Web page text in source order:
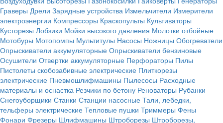
Граверы Дрели Зарядные устройства Измельчители Измерители
электроэнергии Компрессоры Краскопульты Культиваторы
Кусторезы Лобзики Мойки высокого давления Молотки отбойные
Мотобуры Мотопомпы Мультитулы Насосы Ножницы Обогреватели
Опрыскиватели аккумуляторные Опрыскиватели бензиновые
Осушители Отвертки аккумуляторные Перфораторы Пилы
Пистолеты скобозабивные электрические Плиткорезы
электрические Пневмошлифмашины Пылесосы Расходные
материалы и оснастка Резчики по бетону Реноваторы Рубанки
Снегоуборщики Станки Станции насосные Тали, лебедки,
тельферы электрические Тепловые пушки Триммеры Фены
Фонари Фрезеры Шлифмашины Штроборезы Штроборезы,